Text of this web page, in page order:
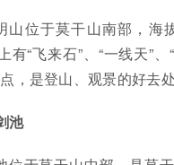
山位于莫干山南部，海
有“飞来石”、“一线天”、
，是登山、观景的好去处
池